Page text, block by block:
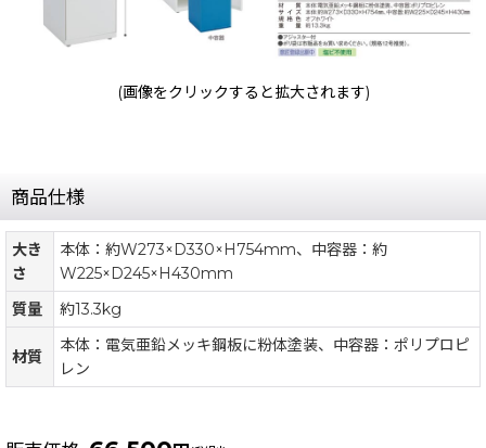
(画像をクリックすると拡大されます)
商品仕様
大き
さ
本体：約W273×D330×H754mm、中容器：約
W225×D245×H430mm
質量
約13.3kg
材質
本体：電気亜鉛メッキ鋼板に粉体塗装、中容器：ポリプロピ
レン